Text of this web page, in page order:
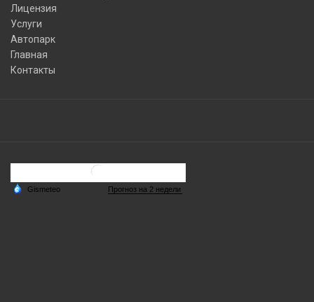
Лицензия
Услуги
Автопарк
Главная
Контакты